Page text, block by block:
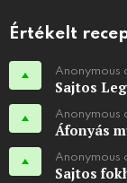
Értékelt
Anonymous
Sajtos
Anonymous
Áfonyás
Anonymous
Sajtos